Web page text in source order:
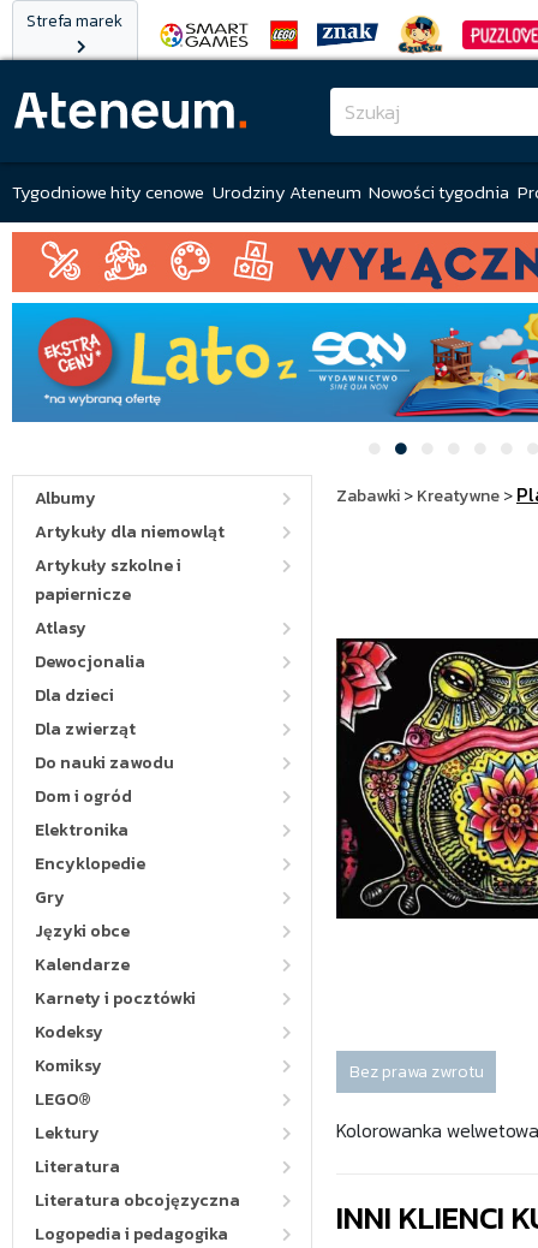
Strefa marek
Tygodniowe hity cenowe Urodziny Ateneum Nowości tygodnia
Albumy
Artykuły dla niemowląt
Artykuły szkolne i
papiernicze
Atlasy
Dewocjonalia
Dla dzieci
Dla zwierząt
Do nauki zawodu
Dom i ogród
Elektronika
Encyklopedie
Gry
Języki obce
Kalendarze
Karnety i pocztówki
Kodeksy
Komiksy
LEGO®
Lektury
Literatura
Literatura obcojęzyczna
Logopedia i pedagogika
Zabawki>Kreatywne>
Bez prawa zwrotu
Kolorowanka
INNI KLIENCI